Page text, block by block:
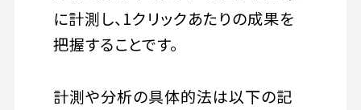
に計測し、1クリックあたりの成果を
把握することです。
計測や分析の具体的法は以下の記